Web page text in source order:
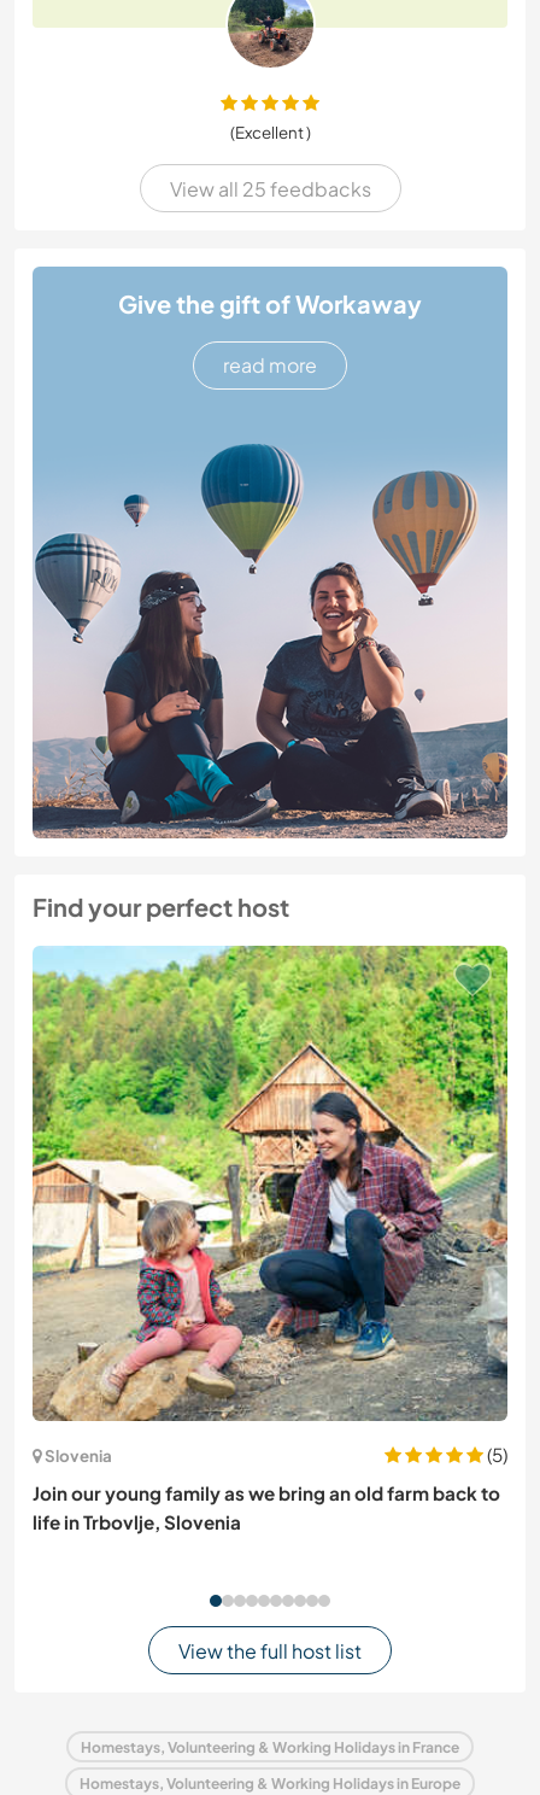
(Excellent )
View all 25 feedbacks
Give the gift of Workaway
read more
Find your perfect host
Slovenia
(5)
Join our young family as we bring an old farm back to
life in Trbovlje, Slovenia
View the full host list
Homestays, Volunteering & Working Holidays in France
Homestays, Volunteering & Working Holidays in Europe